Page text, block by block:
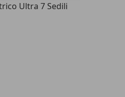
Ultra 7 Sedili